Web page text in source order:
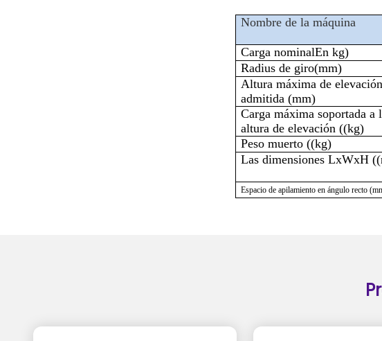
Nombre de la máquina
Carga nominalEn kg)
Radius de giro(mm)
Altura máxima de elevación
admitida (mm)
Carga máxima soportada a
altura de elevación ((kg)
Peso muerto ((kg)
Las dimensiones LxWxH
Espacio de apilamiento en ángulo recto